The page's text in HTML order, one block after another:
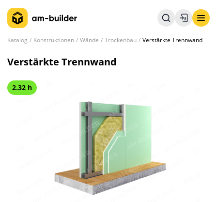
Katalog Konstruktionen Wände Trockenbau Verstärkte Trennwand
Verstärkte Trennwand
2.32 h